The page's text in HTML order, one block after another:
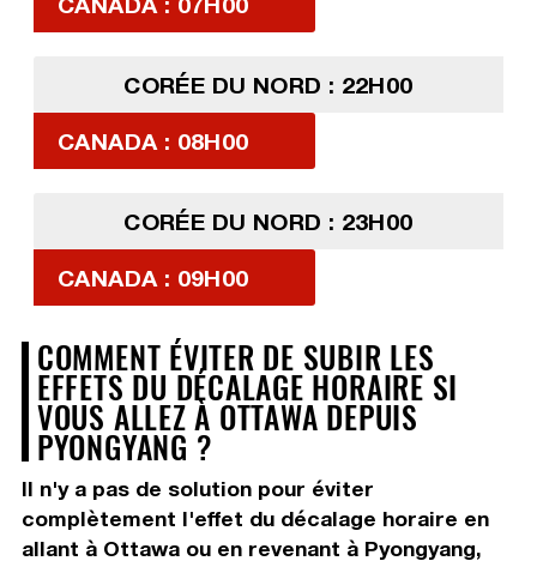
CORÉE DU NORD : 22H00
CANADA : 08H00
CORÉE DU NORD : 23H00
CANADA : 09H00
COMMENT ÉVITER DE SUBIR LES
EFFETS DU DÉCALAGE HORAIRE SI
VOUS ALLEZ À OTTAWA DEPUIS
PYONGYANG ?
Il n'y a pas de solution pour éviter
complètement l'effet du décalage horaire en
allant à Ottawa ou en revenant à Pyongyang,